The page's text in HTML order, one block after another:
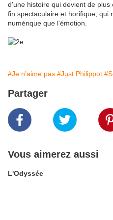
d'une histoire qui devient de
fin spectaculaire et horifique, qui
numérique que l'émotion.
#Je n'aime pas #Just Philippot
Partager
Vous aimerez aussi
L'Odyssée